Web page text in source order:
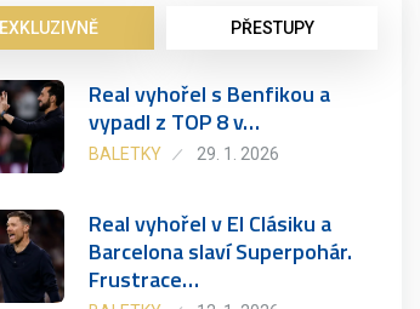
EXKLUZIVNĚ PŘESTUPY
Real vyhořel s Benfikou a
vypadl z TOP 8 v…
BALETKY 29. 1. 2026
Real vyhořel v El Clásiku a
Barcelona slaví Superpohár.
Frustrace…